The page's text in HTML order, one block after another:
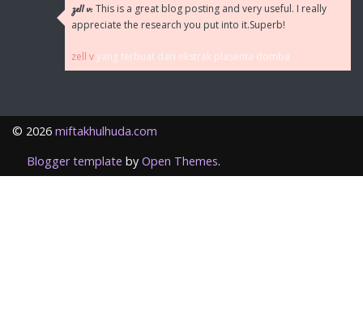
zell v:This is a great blog posting and very useful. I really
appreciate the research you put into it.Superb!
zell vyang terbuat dari ekstrak plasenta domba
© 2026 miftakhulhuda.com
Blogger template by Open Themes.